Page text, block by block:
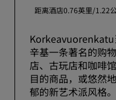
距离酒店0.76英里/1.22
辛基一条著名的购
店、古玩店和咖啡
目的商品，或悠然
郁的新艺术派风格。